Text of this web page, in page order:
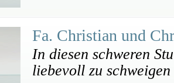
Fa. Christian und
In diesen schweren
liebevoll zu